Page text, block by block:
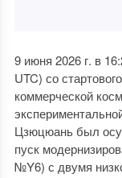
9 июня 2026 г. в
UTC) со
коммерческой
Цзюцюань был
пуск
№Y6) с двумя